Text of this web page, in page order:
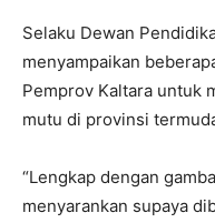
Selaku Dewan
menyampaikan
Pemprov Kaltara untuk
mutu di provinsi
“Lengkap dengan
menyarankan supaya